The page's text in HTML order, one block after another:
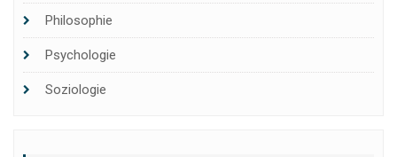
Philosophie
Psychologie
Soziologie